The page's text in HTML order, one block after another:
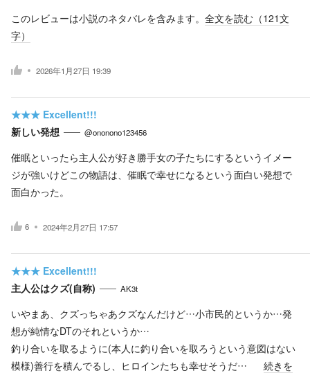
このレビューは小説のネタバレを含みます。 全文を読む（121文
字）
2026年1月27日 19:39
★★★ Excellent!!!
新しい発想
@ononono123456
催眠といったら主人公が好き勝手女の子たちにするというイメー
ジが強いけどこの物語は、催眠で幸せになるという面白い発想で
面白かった。
6 2024年2月27日 17:57
★★★ Excellent!!!
主人公はクズ(自称)
AK3t
いやまあ、クズっちゃあクズなんだけど…小市民的というか…発
想が純情なDTのそれというか…
釣り合いを取るように(本人に釣り合いを取ろうという意図はない
模様)善行を積んでるし、ヒロインたちも幸せそうだ…
続きを